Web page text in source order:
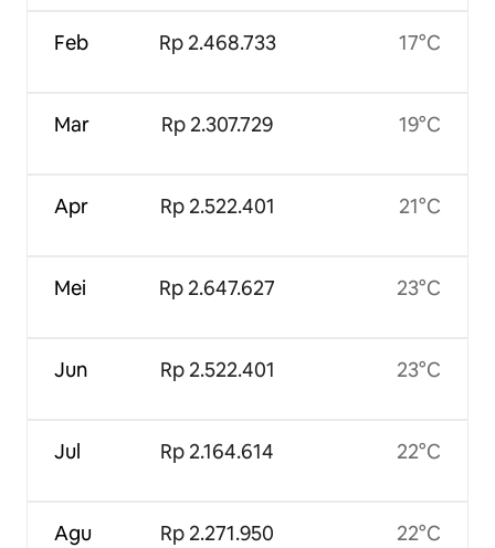
Feb
Mar
Apr
Mei
Jun
Jul
Agu
Rp 2.468.733
Rp 2.307.729
Rp 2.522.401
Rp 2.647.627
Rp 2.522.401
Rp 2.164.614
Rp 2.271.950
17°C
19°C
21°C
23°C
23°C
22°C
22°C